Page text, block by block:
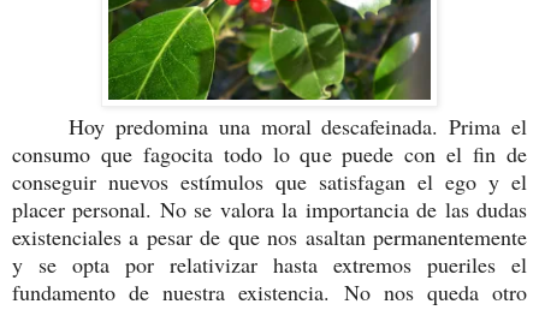
Hoy predomina una moral descafeinada. Prima el
consumo que fagocita todo lo que puede con el fin de
conseguir nuevos estímulos que satisfagan el ego y el
placer personal. No se valora la importancia de las dudas
existenciales a pesar de que nos asaltan permanentemente
y se opta por relativizar hasta extremos pueriles el
fundamento de nuestra existencia. No nos queda otro